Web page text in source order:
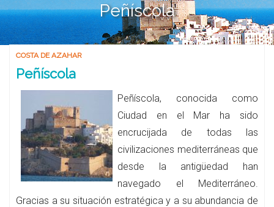
Peñíscola
COSTA DE AZAHAR
Peñíscola
Peñíscola, conocida como
Ciudad en el Mar ha sido
encrucijada de todas las
civilizaciones mediterráneas que
desde la antigüedad han
navegado el Mediterráneo.
Gracias a su situación estratégica y a su abundancia de